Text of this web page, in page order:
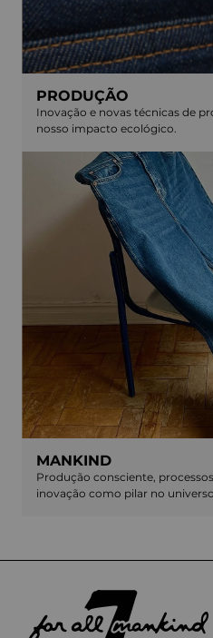
PRODUÇÃO
Inovação e novas técnicas de
nosso impacto ecológico.
MANKIND
Produção consciente,
inovação como pilar no